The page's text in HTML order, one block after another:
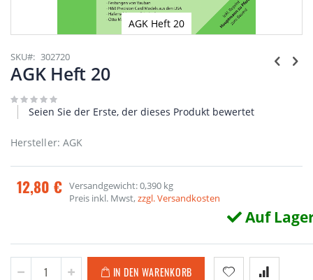
AGK Heft 20
Anfang
der
Bildgalerie
SKU 302720
AGK Heft 20
Seien Sie der Erste, der dieses Produkt bewertet
Hersteller: AGK
12,80 € Versandgewicht: 0,390 kg
Preis inkl. Mwst,zzgl. Versandkosten
Auf
IN DEN WARENKORB